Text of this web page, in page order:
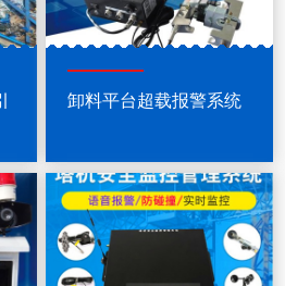
卸料平台超载报警系统